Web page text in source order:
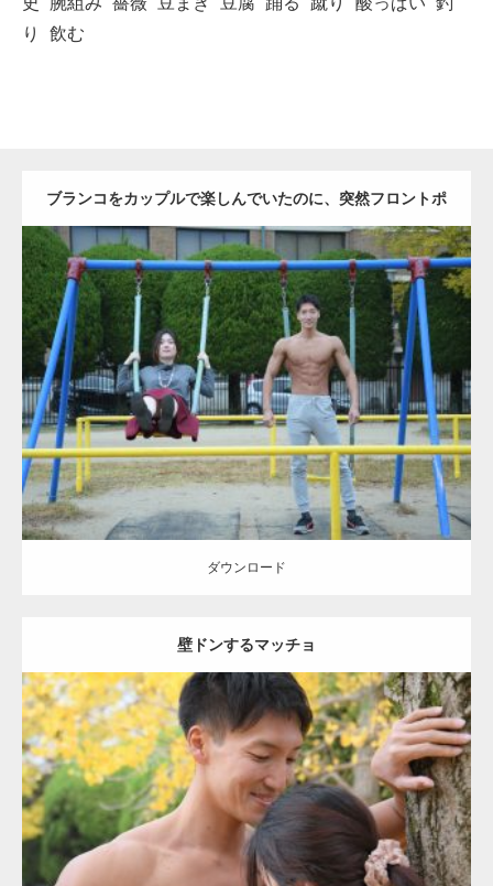
り
飲む
ブランコをカップルで楽しんでいたのに、突然フロントポ
ーズをするマッチョ
Update: 2021.07.6
Category:公園のマッチョ その他 AKIHITO(細マッチョ) 大胸筋 腹筋
ダウンロード
ダウンロード
壁ドンするマッチョ
Update: 2021.07.8
Category:公園のマッチョ その他 AKIHITO(細マッチョ) 大胸筋 肩 腹
筋